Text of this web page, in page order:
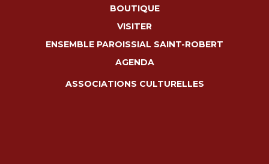
BOUTIQUE
VISITER
ENSEMBLE PAROISSIAL SAINT-ROBERT
AGENDA
ASSOCIATIONS CULTURELLES